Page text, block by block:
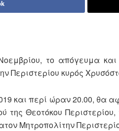
το απόγευμα
Περιστερίου κυρός
και περί ώραν 20.00, θα
της Θεοτόκου
Μητροπολίτην